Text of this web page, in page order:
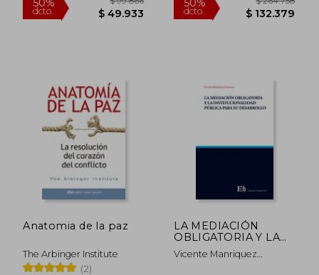
50% $ 580.936
$ 290.468
Anatomia de la paz
The Arbinger Institute
(2)
LA MEDIACIÓN
OBLIGATORIA Y LA
INSTITUCIONALIDAD
PÚBLICA PARA SU
Vicente Manriquez